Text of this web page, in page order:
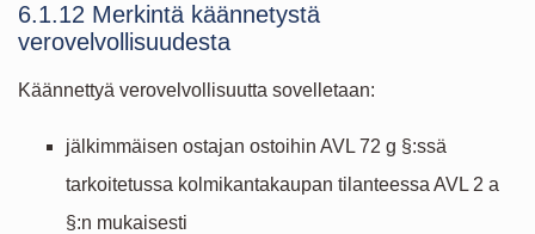
6.1.12 Merkintä käännetystä
verovelvollisuudesta
Käännettyä verovelvollisuutta sovelletaan:
jälkimmäisen ostajan ostoihin AVL 72 g §:ssä
tarkoitetussa kolmikantakaupan tilanteessa AVL 2 a
§:n mukaisesti